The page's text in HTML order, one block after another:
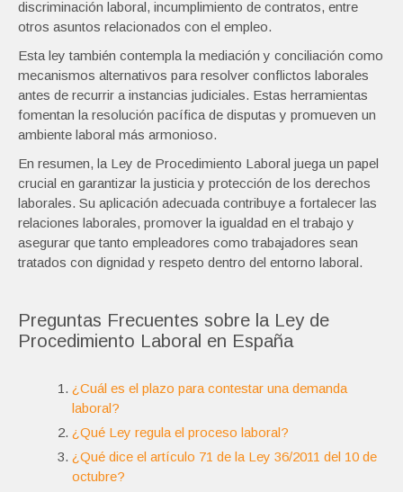
discriminación laboral, incumplimiento de contratos, entre
otros asuntos relacionados con el empleo.
Esta ley también contempla la mediación y conciliación como
mecanismos alternativos para resolver conflictos laborales
antes de recurrir a instancias judiciales. Estas herramientas
fomentan la resolución pacífica de disputas y promueven un
ambiente laboral más armonioso.
En resumen, la Ley de Procedimiento Laboral juega un papel
crucial en garantizar la justicia y protección de los derechos
laborales. Su aplicación adecuada contribuye a fortalecer las
relaciones laborales, promover la igualdad en el trabajo y
asegurar que tanto empleadores como trabajadores sean
tratados con dignidad y respeto dentro del entorno laboral.
Preguntas Frecuentes sobre la Ley de
Procedimiento Laboral en España
¿Cuál es el plazo para contestar una demanda
laboral?
¿Qué Ley regula el proceso laboral?
¿Qué dice el artículo 71 de la Ley 36/2011 del 10 de
octubre?